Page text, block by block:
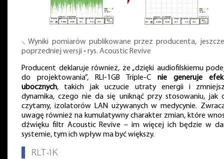
⸜ Wyniki pomiarów publikowane przez producenta,
poprzedniej wersji • rys. Acoustic Revive
Producent deklaruje również, że „dzięki audiofilskiemu
do projektowania”, RLI-1GB Triple-C nie generuje
ubocznych, takich jak uczucie utraty energii i
dynamika, czego nie da się uniknąć przy stosowaniu, jak
czytamy, izolatorów LAN używanych w medycynie.
uwagę również na kumulatywny charakter zmian, które
dźwięku filtr Acoustic Revive – im więcej ich będzie w
systemie, tym ich wpływ ma być większy.
RLT-1K